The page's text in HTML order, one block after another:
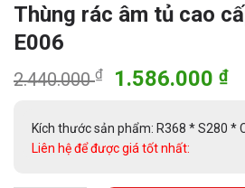
Thùng rác âm tủ cao
E006
2.440.000₫
Giá
là:
2.440.000 ₫.
1.586.000 ₫Giá
Kích thước sản phẩm: R368 * S280 *
Liên hệ để được giá tốt nhất: